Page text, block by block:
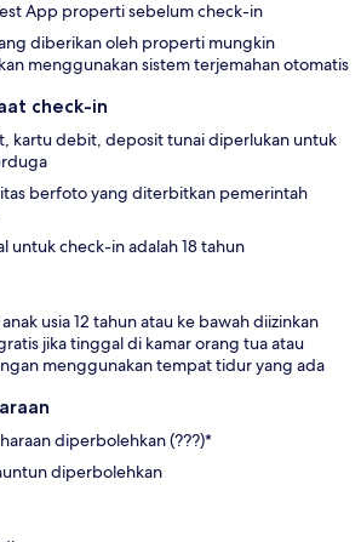
App properti sebelum check-in
diberikan oleh properti mungkin
menggunakan sistem terjemahan otomatis
check-in
kartu debit, deposit tunai diperlukan untuk
berfoto yang diterbitkan pemerintah
untuk check-in adalah 18 tahun
usia 12 tahun atau ke bawah diizinkan
jika tinggal di kamar orang tua atau
menggunakan tempat tidur yang ada
diperbolehkan (???)*
diperbolehkan